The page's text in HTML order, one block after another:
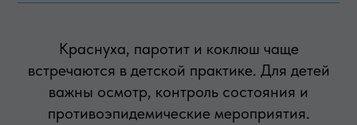
Краснуха, паротит и коклюш чаще
встречаются в детской практике. Для детей
важны осмотр, контроль состояния и
противоэпидемические мероприятия.